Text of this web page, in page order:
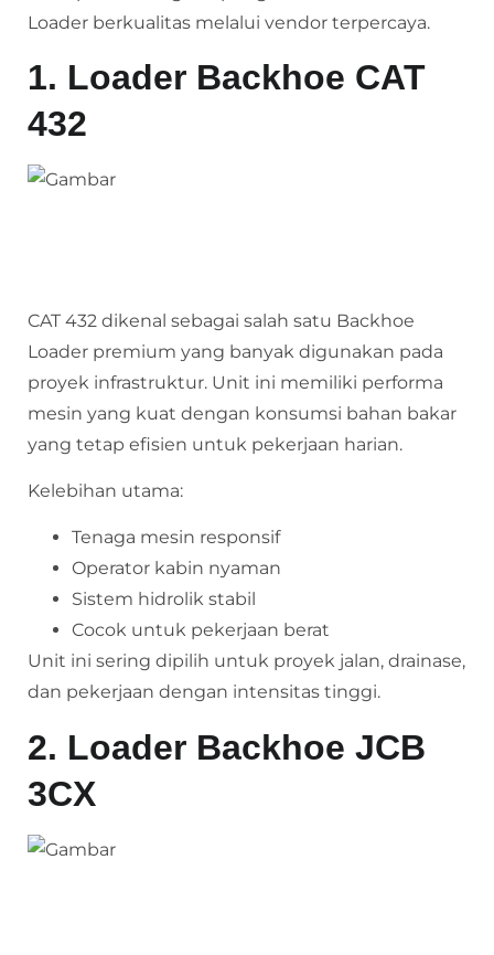
Loader berkualitas melalui vendor terpercaya.
1. Loader Backhoe CAT
432
CAT 432 dikenal sebagai salah satu Backhoe
Loader premium yang banyak digunakan pada
proyek infrastruktur. Unit ini memiliki performa
mesin yang kuat dengan konsumsi bahan bakar
yang tetap efisien untuk pekerjaan harian.
Kelebihan utama:
Tenaga mesin responsif
Operator kabin nyaman
Sistem hidrolik stabil
Cocok untuk pekerjaan berat
Unit ini sering dipilih untuk proyek jalan, drainase,
dan pekerjaan dengan intensitas tinggi.
2. Loader Backhoe JCB
3CX